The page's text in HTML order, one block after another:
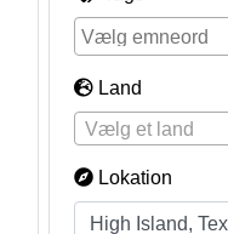
Land
Vælg et land
Lokation